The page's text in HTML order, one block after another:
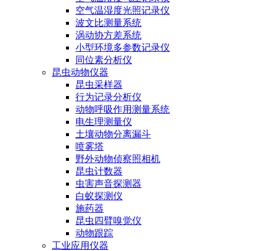
空气温湿度光照记录仪
波文比测量系统
涡动协方差系统
小型环境多参数记录仪
同位素分析仪
昆虫动物仪器
昆虫采样器
行为记录分析仪
动物呼吸作用测量系统
电生理测量仪
土壤动物分离漏斗
喷雾塔
野外动物侦察照相机
昆虫计数器
虫害声音探测器
白蚁探测仪
施药器
昆虫四臂嗅觉仪
动物跟踪
工业应用仪器